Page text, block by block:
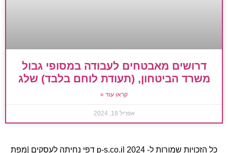
דרושים מאבטחים לעבודה במסופי גבול
משרד הביטחון, (תעודת לוחם בלבד) שלג
קראו עוד »
אפריל 18, 2024
כל הזכויות שמורות ל- 2024 p-s.co.il דפי נחיתה לעסקים מפת